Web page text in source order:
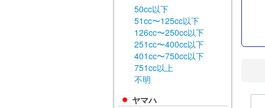
50cc以下
51cc〜125cc以下
126cc〜250cc以下
251cc〜400cc以下
401cc〜750cc以下
751cc以上
不明
ヤマハ